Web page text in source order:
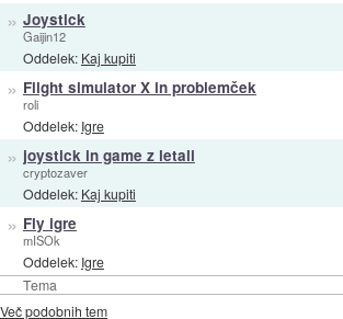
Tema
» Joystick
Gaijin12
Oddelek: Kaj kupiti
» Flight simulator X in problemček
roli
Oddelek: Igre
» joystick in game z letali
cryptozaver
Oddelek: Kaj kupiti
» Fly igre
mISOk
Oddelek: Igre
Več podobnih tem